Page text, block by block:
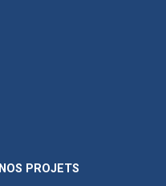
NOS PROJETS